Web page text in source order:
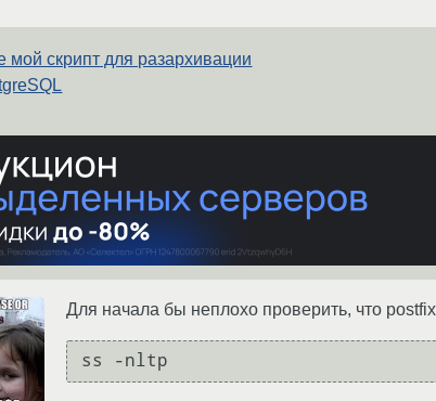
мой скрипт для разархивации
Для начала бы неплохо проверить, что